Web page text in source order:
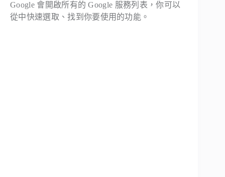
Google 會開啟所有的 Google 服務列表，你可以
從中快速選取、找到你要使用的功能。